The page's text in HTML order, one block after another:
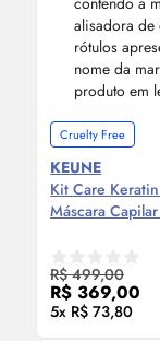
Cruelty Free
KEUNE
Kit Care
Máscara
R$ 499,00
R$ 369,00
5x R$ 73,80